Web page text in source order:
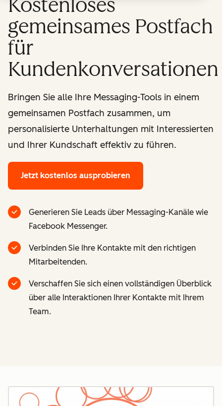
Kostenloses
gemeinsames Postfach
für
Kundenkonversationen
Bringen Sie alle Ihre Messaging-Tools in einem
gemeinsamen Postfach zusammen, um
personalisierte Unterhaltungen mit Interessierten
und Ihrer Kundschaft effektiv zu führen.
Jetzt kostenlos ausprobieren
Generieren Sie Leads über Messaging-Kanäle wie
Facebook Messenger.
Verbinden Sie Ihre Kontakte mit den richtigen
Mitarbeitenden.
Verschaffen Sie sich einen vollständigen Überblick
über alle Interaktionen Ihrer Kontakte mit Ihrem
Team.